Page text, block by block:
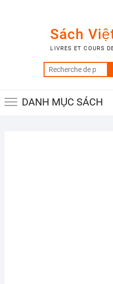
Sách
LIVRES ET COURS
DANH MỤC SÁCH